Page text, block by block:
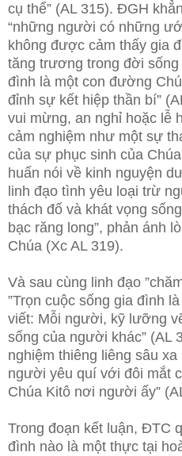
cụ thể” (AL 315). ĐGH
“những người có những
không được cảm thấy gia
tăng trương trong đời
đình là một con đường
đỉnh sự kết hiệp thần bí”
vui mừng, an nghỉ hoặc lễ
cảm nghiệm như một sự
của sự phục sinh của
huấn nói về kinh nguyện
linh đạo tình yêu loại trừ
thách đố và khát vọng
bạc răng long”, phản ánh
Chúa (Xc AL 319).
Và sau cùng linh đạo
”Trọn cuộc sống gia đình
viết: Mỗi người, kỹ lưỡng
sống của người khác” (AL
nghiệm thiêng liêng sâu
người yêu quí với đôi mắt
Chúa Kitô nơi người ấy”
Trong đoạn kết luận, ĐTC
đình nào là một thực tại